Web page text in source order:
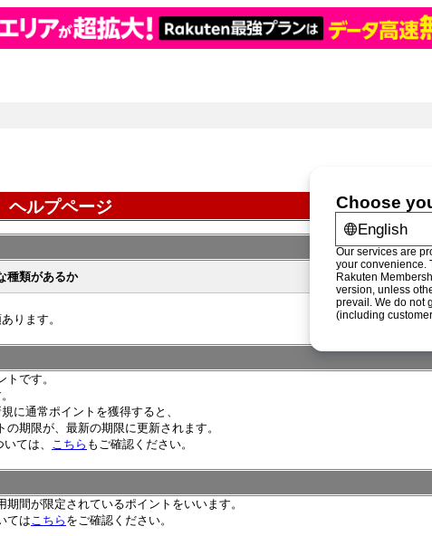
ヘルプページ
種類があるか
ります。
です。
に通常ポイントを獲得すると、
期限が、最新の期限に更新されます。
ては、 こちら もご確認ください。
間が限定されているポイントをいいます。
てはこちら をご確認ください。